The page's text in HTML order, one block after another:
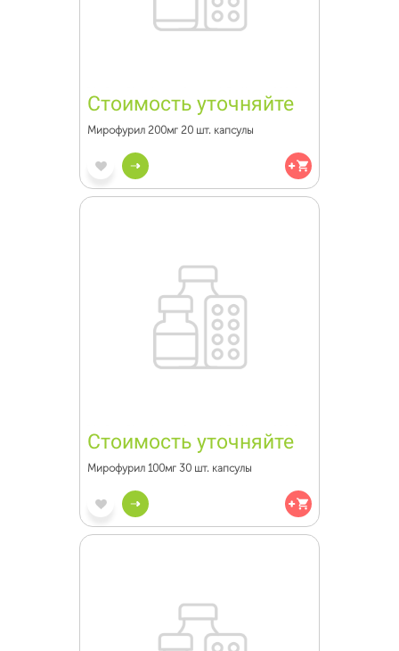
Стоимость уточняйте
Мирофурил 200мг 20 шт. капсулы
Стоимость уточняйте
Мирофурил 100мг 30 шт. капсулы